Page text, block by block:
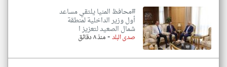
#محافظ المنيا يلتقي مساعد
أول وزير الداخلية لمنطقة
شمال الصعيد لتعزيز ا
صدى البلد-منذ ٨ دقائق